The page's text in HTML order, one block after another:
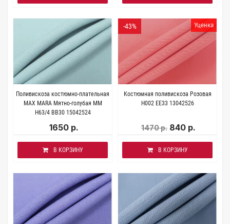
Поливискоза костюмно-плательная
MAX MARA Мятно-голубая MM
H63/4 BB30 15042524
1650 р.
В КОРЗИНУ
Уценка
-43%
Костюмная поливискоза Розовая
H002 EE33 13042526
1470 р. 840 р.
В КОРЗИНУ